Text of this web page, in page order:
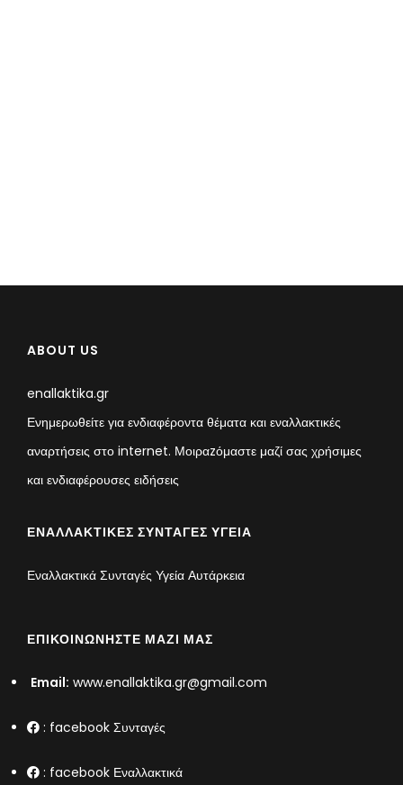
ABOUT US
enallaktika.gr
Ενημερωθείτε για ενδιαφέροντα θέματα και εναλλακτικές
αναρτήσεις στο internet. Μοιραzόμαστε μαζί σας χρήσιμες
και ενδιαφέρουσες ειδήσεις
ΕΝΑΛΛΑΚΤΙΚΈΣ ΣΥΝΤΑΓΈΣ ΥΓΕΊΑ
Εναλλακτικά Συνταγές Υγεία Αυτάρκεια
ΕΠΙΚΟΙΝΩΝΉΣΤΕ ΜΑΖΊ ΜΑΣ
Email: www.enallaktika.gr@gmail.com
: facebook Συνταγές
: facebook Εναλλακτικά